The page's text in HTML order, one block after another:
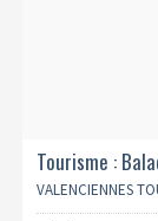
Tourisme :
VALENCIENNES